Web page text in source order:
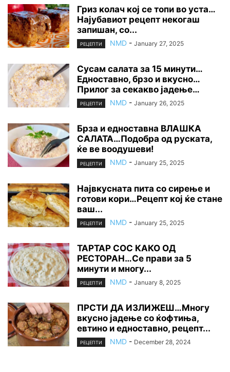
Гриз колач кој се топи во уста…
Најубавиот рецепт некогаш
запишан, со...
РЕЦЕПТИ NMD - January 27, 2025
Сусам салата за 15 минути…
Едноставно, брзо и вкусно…
Прилог за секакво јадење…
РЕЦЕПТИ NMD - January 26, 2025
Брза и едноставна ВЛАШКА
САЛАТА…Подобра од руската,
ќе ве воодушеви!
РЕЦЕПТИ NMD - January 25, 2025
Највкусната пита со сирење и
готови кори…Рецепт кој ќе стане
ваш...
РЕЦЕПТИ NMD - January 25, 2025
ТАРТАР СОС КАКО ОД
РЕСТОРАН…Се прави за 5
минути и многу...
РЕЦЕПТИ NMD - January 8, 2025
ПРСТИ ДА ИЗЛИЖЕШ…Многу
вкусно јадење со ќофтиња,
евтино и едноставно, рецепт...
РЕЦЕПТИ NMD - December 28, 2024